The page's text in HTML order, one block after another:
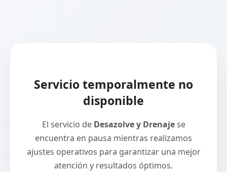
Servicio temporalmente no
disponible
El servicio de Desazolve y Drenajese
encuentra en pausa mientras realizamos
ajustes operativos para garantizar una mejor
atención y resultados óptimos.